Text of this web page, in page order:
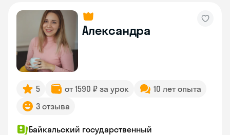
Александра
5 от 1590 ₽ за урок
10 лет опыта
3 отзыва
Байкальский государственный